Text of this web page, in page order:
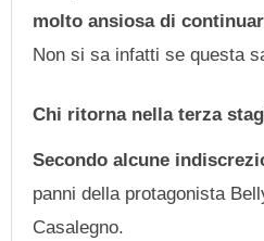
molto ansiosa di
Non si sa infatti se questa
Chi ritorna nella terza
Secondo alcune
panni della protagonista
Casalegno.